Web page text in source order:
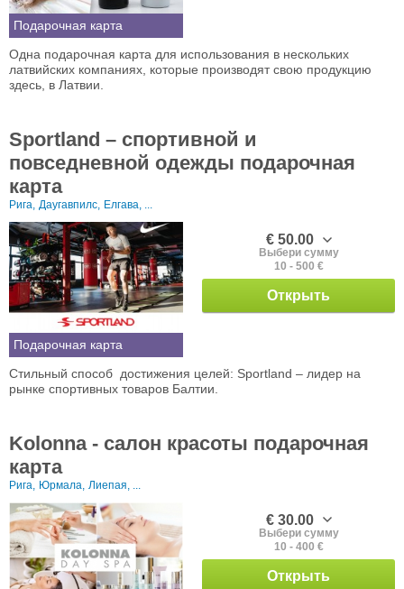
Подарочная карта
Одна подарочная карта для использования в нескольких
латвийских компаниях, которые производят свою продукцию
здесь, в Латвии.
Sportland – спортивной и
повседневной одежды подарочная
карта
Рига, Даугавпилс, Елгава, ...
Подарочная карта
€ 50.00
Выбери сумму
10 - 500 €
Открыть
Стильный способ достижения целей: Sportland – лидер на
рынке спортивных товаров Балтии.
Kolonna - салон красоты подарочная
карта
Рига, Юрмала, Лиепая, ...
€ 30.00
Выбери сумму
10 - 400 €
Открыть